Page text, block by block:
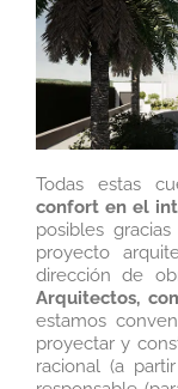
Todas estas
confort en el
posibles
proyecto
dirección de
Arquitectos,
estamos
proyectar y
racional (a